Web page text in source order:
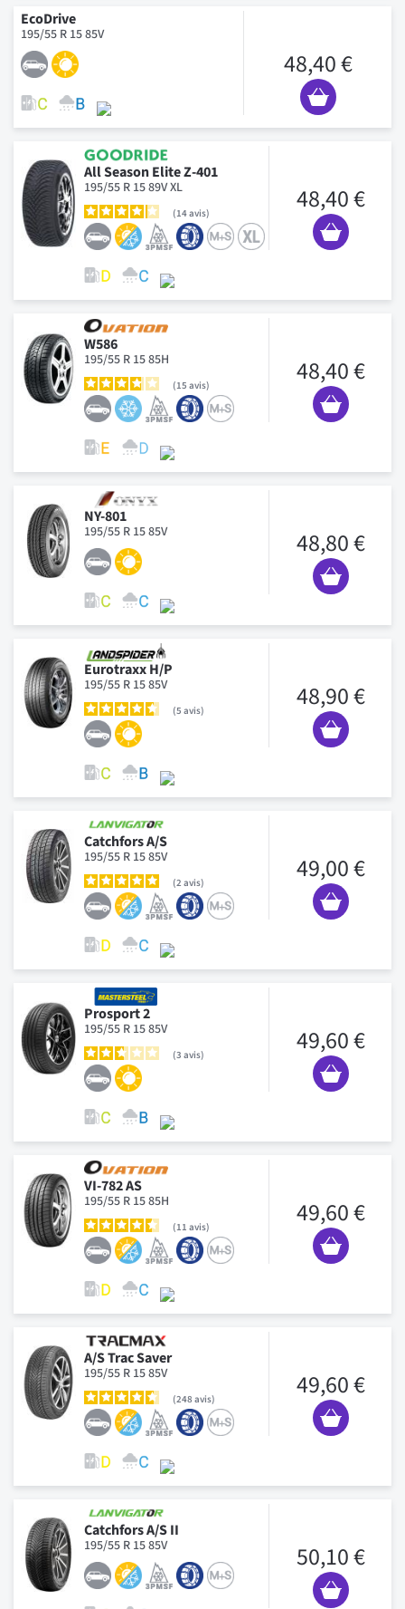
EcoDrive
195/55 R 15 85V
48,40 €
All Season Elite Z-401
195/55 R 15 89V XL
14avis 48,40 €
W586
195/55 R 15 85H
15 avis 48,40 €
NY-801
195/55 R 15 85V 48,80 €
Eurotraxx H/P
195/55 R 15 85V
5 avis 48,90 €
Catchfors A/S
195/55 R 15 85V
2 avis 49,00 €
Prosport 2
195/55 R 15 85V
3 avis 49,60 €
VI-782 AS
195/55 R 15 85H
11 avis 49,60 €
A/S Trac Saver
195/55 R 15 85V
248 avis 49,60 €
Catchfors A/S II
195/55 R 15 85V 50,10 €